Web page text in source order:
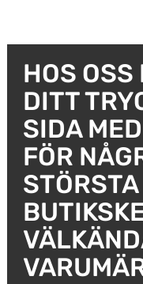
HOS OSS
DITT
SIDA
FÖR
STÖRSTA